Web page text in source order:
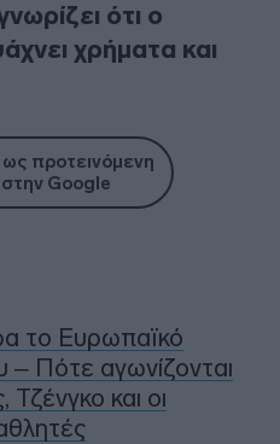
ότι ο
χρήματα και
προτεινόμενη
Google
το Ευρωπαϊκό
Πότε αγωνίζονται
και οι